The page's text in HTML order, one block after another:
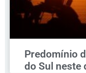
Predomínio
do Sul neste